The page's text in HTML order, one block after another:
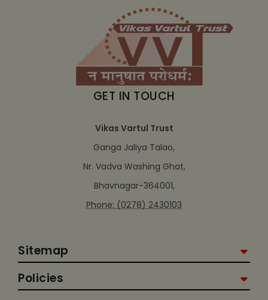
GET IN TOUCH
Vikas Vartul Trust
Ganga Jaliya Talao,
Nr. Vadva Washing Ghat,
Bhavnagar-364001,
Phone: (0278) 2430103
Sitemap
Policies